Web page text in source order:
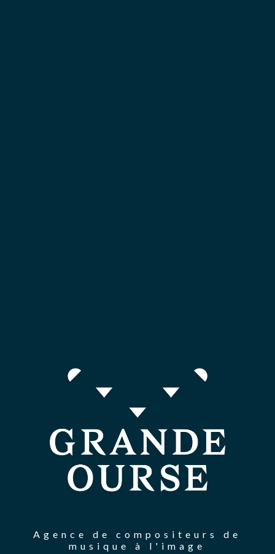
Agence de compositeurs de
musique à l'image